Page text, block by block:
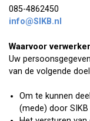
085-4862450
info@SIKB.nl
Waarvoor
Uw
van de volgende
Om te kunnen
(mede) door